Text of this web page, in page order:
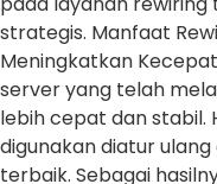
strategis. Manfaat
Meningkatkan
server yang telah
lebih cepat dan stabil.
digunakan diatur
terbaik. Sebagai